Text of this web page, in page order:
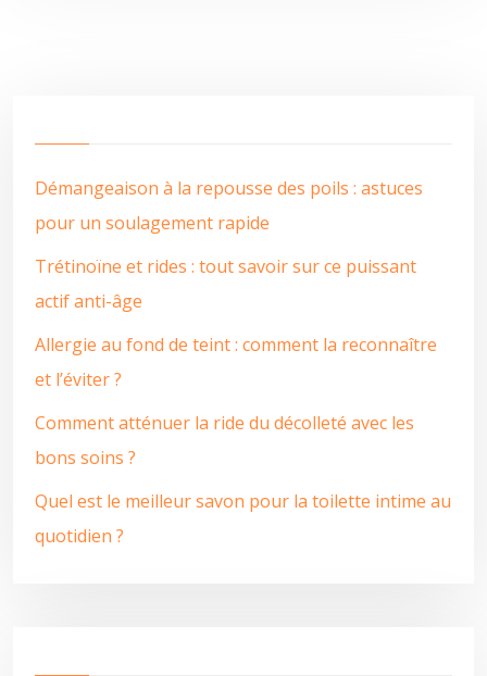
Démangeaison à la repousse des poils : astuces
pour un soulagement rapide
Trétinoïne et rides : tout savoir sur ce puissant
actif anti-âge
Allergie au fond de teint : comment la reconnaître
et l’éviter ?
Comment atténuer la ride du décolleté avec les
bons soins ?
Quel est le meilleur savon pour la toilette intime au
quotidien ?